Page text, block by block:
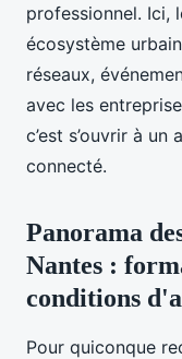
professionnel. Ici,
écosystème
réseaux,
avec les
c’est s’ouvrir à
connecté.
Panorama
Nantes :
conditions
Pour quiconque